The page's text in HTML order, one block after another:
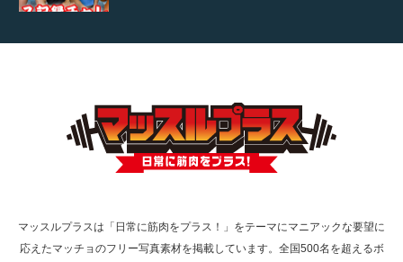
TOKYO FMラジオ番組「ONE MORNING」
で紹介さ…
マッスルプラスは「日常に筋肉をプラス！」をテーマにマニアックな要望に
応えたマッチョのフリー写真素材を掲載しています。全国500名を超えるボ